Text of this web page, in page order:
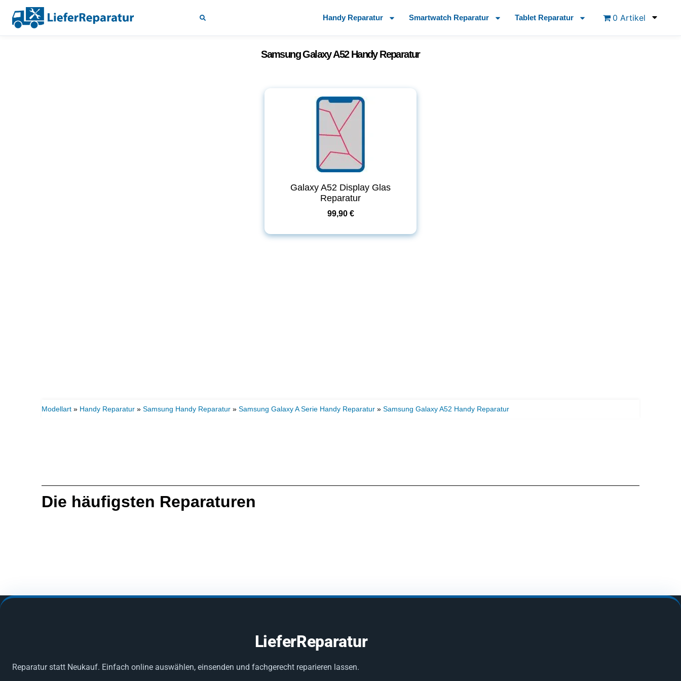
Handy Reparatur Smartwatch Reparatur Tablet Reparatur 0 Artikel
Samsung Galaxy A52 Handy Reparatur
Galaxy A52 Display Glas
Reparatur
99,90 €
Modellart » Handy Reparatur » Samsung Handy Reparatur » Samsung Galaxy A Serie Handy Reparatur » Samsung Galaxy A52 Handy Reparatur
Die häufigsten Reparaturen
LieferReparatur
Reparatur statt Neukauf. Einfach online auswählen, einsenden und fachgerecht reparieren lassen.